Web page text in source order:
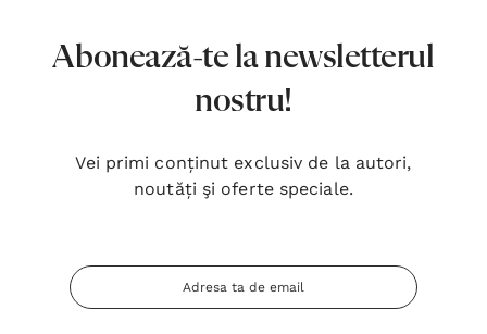
Abonează-te la newsletterul
nostru!
Vei primi conținut exclusiv de la autori,
noutăți şi oferte speciale.
Adresa
Email